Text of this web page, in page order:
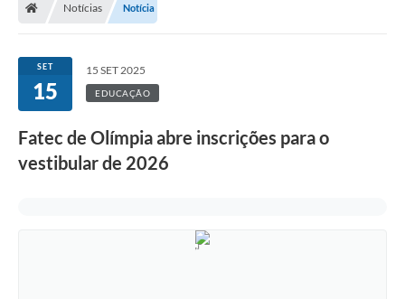
Notícias Notícia
SET
15
15 SET 2025
EDUCAÇÃO
Fatec de Olímpia abre inscrições para o
vestibular de 2026